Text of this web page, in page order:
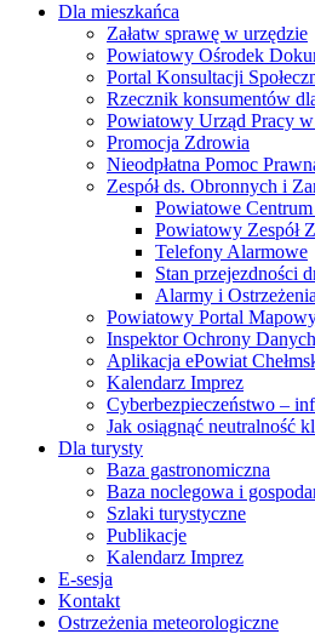
Dla mieszkańca
Załatw sprawę w urzędzie
Powiatowy Ośrodek
Portal Konsultacji
Rzecznik konsumentów
Powiatowy Urząd Pracy w
Promocja Zdrowia
Nieodpłatna Pomoc
Zespół ds. Obronnych i
Powiatowe
Powiatowy Zespół
Telefony Alarmowe
Stan przejezdności
Alarmy i Ostrzeżenia
Powiatowy Portal
Inspektor Ochrony Danych
Aplikacja ePowiat
Kalendarz Imprez
Cyberbezpieczeństwo –
Jak osiągnąć neutralność
Dla turysty
Baza gastronomiczna
Baza noclegowa i
Szlaki turystyczne
Publikacje
Kalendarz Imprez
E-sesja
Kontakt
Ostrzeżenia meteorologiczne